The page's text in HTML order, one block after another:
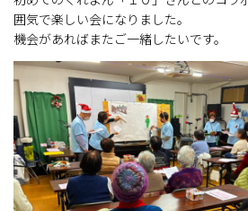
囲気で楽しい会になりました。
機会があればまたご一緒したいです。